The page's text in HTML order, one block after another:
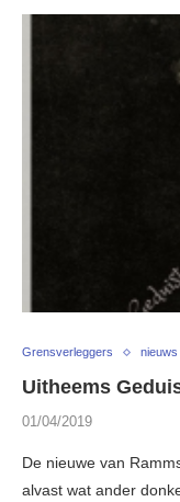
Grensverleggers nieuws
Uitheems
01/04/2019
De nieuwe van
alvast wat ander